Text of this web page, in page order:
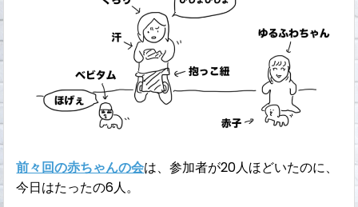
前々回の赤ちゃんの会は、参加者が20人ほどいたのに、
今日はたったの6人。